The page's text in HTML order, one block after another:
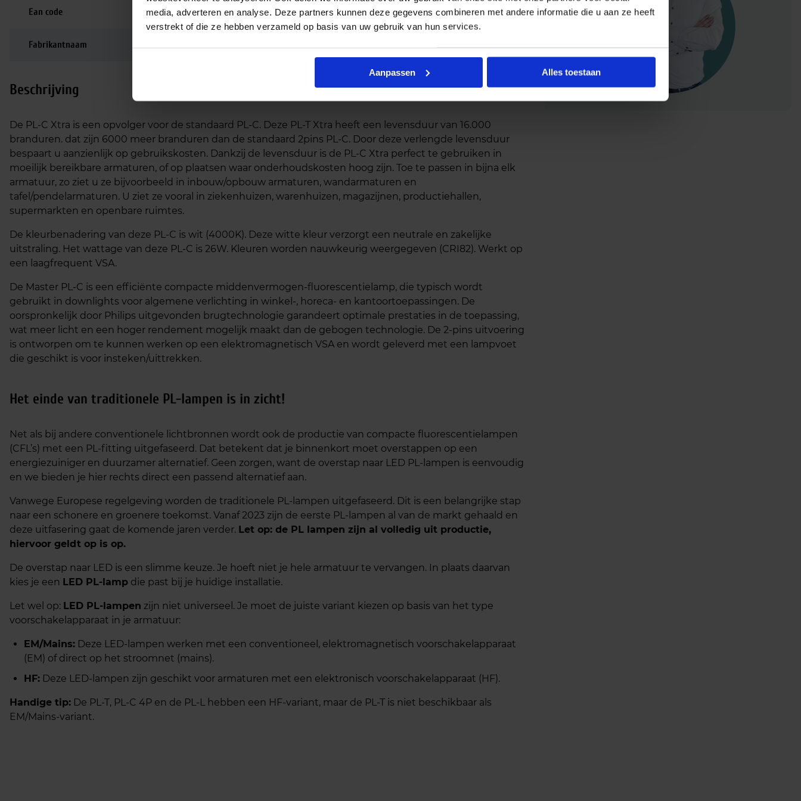
media, adverteren en analyse. Deze partners kunnen deze gegevens combineren met andere informatie die u aan ze heeft
verstrekt of die ze hebben verzameld op basis van uw gebruik van hun services.
Aanpassen Alles toestaan
Ean code 8711500898869
Fabrikantnaam MASTER PL-C Xtra 26W/840/2P 1CT/5X10BOX
Beschrijving
De PL-C Xtra is een opvolger voor de standaard PL-C. Deze PL-T Xtra heeft een levensduur van 16.000
branduren. dat zijn 6000 meer branduren dan de standaard 2pins PL-C. Door deze verlengde levensduur
bespaart u aanzienlijk op gebruikskosten. Dankzij de levensduur is de PL-C Xtra perfect te gebruiken in
moeilijk bereikbare armaturen, of op plaatsen waar onderhoudskosten hoog zijn. Toe te passen in bijna elk
armatuur, zo ziet u ze bijvoorbeeld in inbouw/opbouw armaturen, wandarmaturen en
tafel/pendelarmaturen. U ziet ze vooral in ziekenhuizen, warenhuizen, magazijnen, productiehallen,
supermarkten en openbare ruimtes.
De kleurbenadering van deze PL-C is wit (4000K). Deze witte kleur verzorgt een neutrale en zakelijke
uitstraling. Het wattage van deze PL-C is 26W. Kleuren worden nauwkeurig weergegeven (CRI82). Werkt op
een laagfrequent VSA.
De Master PL-C is een efficiënte compacte middenvermogen-fluorescentielamp, die typisch wordt
gebruikt in downlights voor algemene verlichting in winkel-, horeca- en kantoortoepassingen. De
oorspronkelijk door Philips uitgevonden brugtechnologie garandeert optimale prestaties in de toepassing,
wat meer licht en een hoger rendement mogelijk maakt dan de gebogen technologie. De 2-pins uitvoering
is ontworpen om te kunnen werken op een elektromagnetisch VSA en wordt geleverd met een lampvoet
die geschikt is voor insteken/uittrekken.
Het einde van traditionele PL-lampen is in zicht!
Net als bij andere conventionele lichtbronnen wordt ook de productie van compacte fluorescentielampen
(CFL’s) met een PL-fitting uitgefaseerd. Dat betekent dat je binnenkort moet overstappen op een
energiezuiniger en duurzamer alternatief. Geen zorgen, want de overstap naar LED PL-lampen is eenvoudig
en we bieden je hier rechts direct een passend alternatief aan.
Vanwege Europese regelgeving worden de traditionele PL-lampen uitgefaseerd. Dit is een belangrijke stap
naar een schonere en groenere toekomst. Vanaf 2023 zijn de eerste PL-lampen al van de markt gehaald en
deze uitfasering gaat de komende jaren verder. Let op: de PL lampen zijn al volledig uit productie,
hiervoor geldt op is op.
De overstap naar LED is een slimme keuze. Je hoeft niet je hele armatuur te vervangen. In plaats daarvan
kies je een LED PL-lamp die past bij je huidige installatie.
Let wel op: LED PL-lampen zijn niet universeel. Je moet de juiste variant kiezen op basis van het type
voorschakelapparaat in je armatuur:
EM/Mains: Deze LED-lampen werken met een conventioneel, elektromagnetisch voorschakelapparaat
(EM) of direct op het stroomnet (mains).
HF: Deze LED-lampen zijn geschikt voor armaturen met een elektronisch voorschakelapparaat (HF).
Handige tip: De PL-T, PL-C 4P en de PL-L hebben een HF-variant, maar de PL-T is niet beschikbaar als
EM/Mains-variant.